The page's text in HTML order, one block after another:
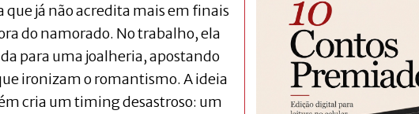
já não acredita mais em finais
do namorado. No trabalho, ela
para uma joalheria, apostando
ironizam o romantismo. A ideia
cria um timing desastroso: um